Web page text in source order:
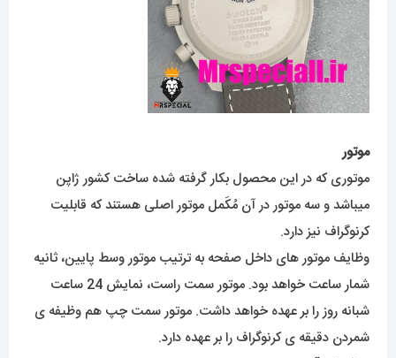
موتور
موتوری که در این محصول بکار گرفته شده ساخت کشور ژاپن
میباشد و سه موتور در آن مُکَمل موتور اصلی هستند که قابلیت
کرنوگراف نیز دارد.
وظایف موتور های داخل صفحه به ترتیب موتور وسط پایین، ثانیه
شمار ساعت خواهد بود. موتور سمت راست، نمایش 24 ساعت
شبانه روز را بر عهده خواهد داشت. موتور سمت چپ هم وظیفه ی
شمردن دقیقه ی کرنوگراف را بر عهده دارد.